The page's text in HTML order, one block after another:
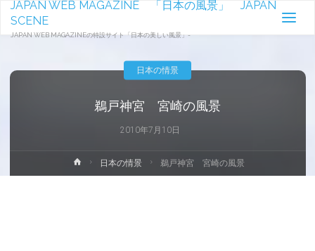
JAPAN WEB MAGAZINE 「日本の風景」 JAPAN
SCENE
JAPAN WEB MAGAZINEの特設サイト「日本の美しい風景」-
鵜戸神宮 宮崎の風景
2010年7月10日
日本の情景
ホ
ー
日本の情景 鵜戸神宮 宮崎の風景